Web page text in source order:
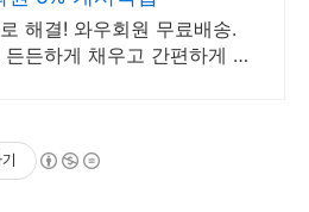
해결! 와우회원 무료배송.
든하게 채우고 간편하게 즐